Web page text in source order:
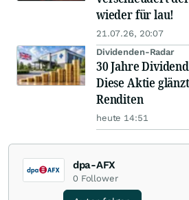
wieder für lau!
21.07.26, 20:07
Dividenden-Radar
30 Jahre
Diese Aktie
Renditen
heute 14:51
dpa-AFX
0 Follower